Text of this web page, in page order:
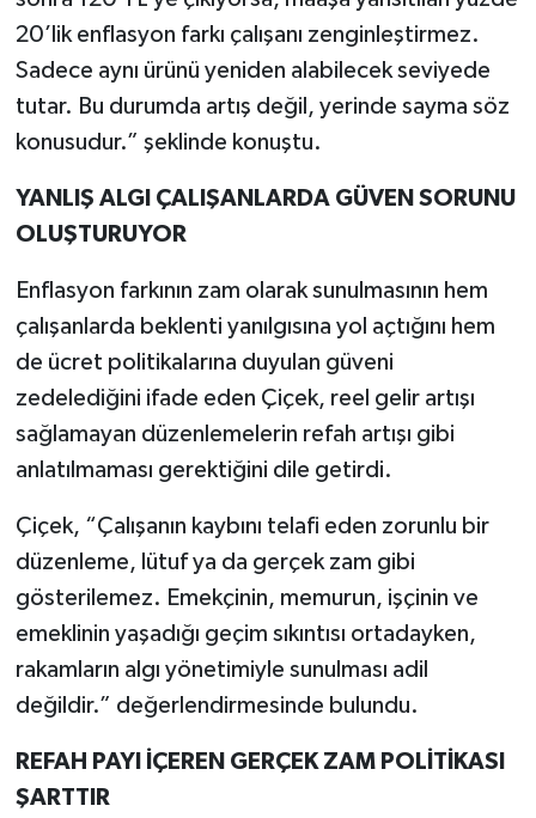
20’lik enflasyon farkı çalışanı zenginleştirmez.
Sadece aynı ürünü yeniden alabilecek seviyede
tutar. Bu durumda artış değil, yerinde sayma söz
konusudur.” şeklinde konuştu.
YANLIŞ ALGI ÇALIŞANLARDA GÜVEN SORUNU
OLUŞTURUYOR
Enflasyon farkının zam olarak sunulmasının hem
çalışanlarda beklenti yanılgısına yol açtığını hem
de ücret politikalarına duyulan güveni
zedelediğini ifade eden Çiçek, reel gelir artışı
sağlamayan düzenlemelerin refah artışı gibi
anlatılmaması gerektiğini dile getirdi.
Çiçek, “Çalışanın kaybını telafi eden zorunlu bir
düzenleme, lütuf ya da gerçek zam gibi
gösterilemez. Emekçinin, memurun, işçinin ve
emeklinin yaşadığı geçim sıkıntısı ortadayken,
rakamların algı yönetimiyle sunulması adil
değildir.” değerlendirmesinde bulundu.
REFAH PAYI İÇEREN GERÇEK ZAM POLİTİKASI
ŞARTTIR